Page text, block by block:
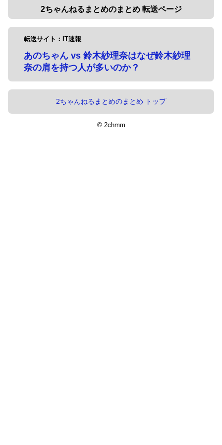
2ちゃんねるまとめのまとめ 転送ページ
転送サイト：IT速報
あのちゃん vs 鈴木紗理奈はなぜ鈴木紗理
奈の肩を持つ人が多いのか？
2ちゃんねるまとめのまとめ トップ
© 2chmm